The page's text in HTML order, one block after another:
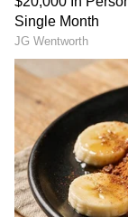
అప్పటి వరకు
అయ్యాక కారు
కొంటే
తీసుకుందాం
కారు కొనాలని
పోతినేని
విషయం
అనుకుంటున్నా